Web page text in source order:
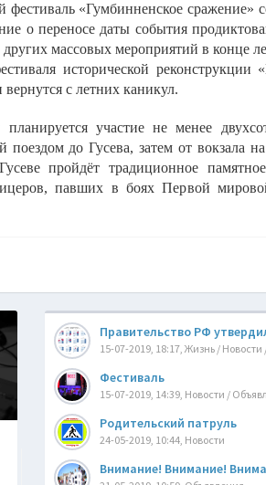
фестиваль «Гумбинненское сражение»
о переносе даты события
других массовых мероприятий в конце
исторической
вернутся с летних каникул.
участие не менее
поездом до Гусева, затем от
пройдёт традиционное
павших в боях Первой
Правительство РФ
15-07-2019, 18:17, Жизнь /
Фестиваль
15-07-2019, 14:39, Новости /
Родительский патруль
24-05-2019, 10:44, Новости
Bнимaние! Bнимaние!